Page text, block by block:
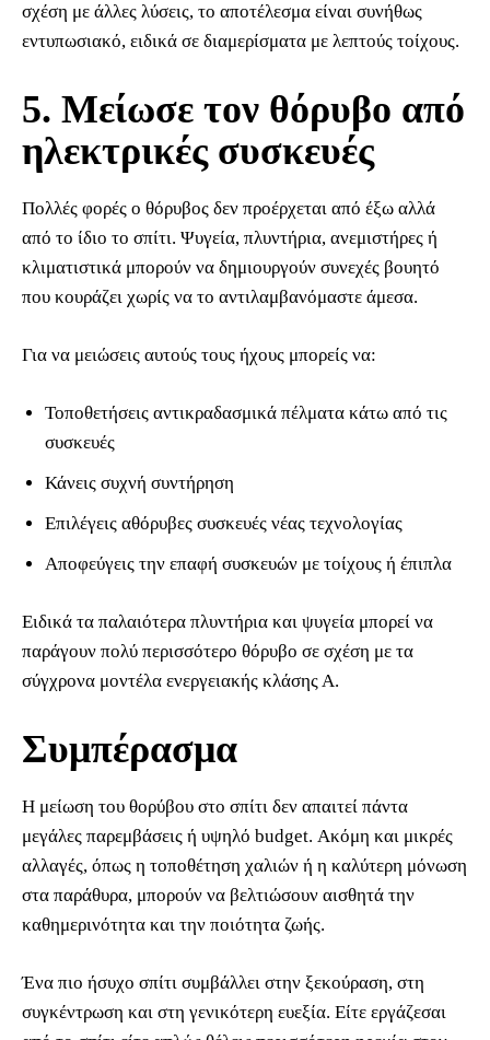
σχέση με άλλες λύσεις, το αποτέλεσμα είναι συνήθως
εντυπωσιακό, ειδικά σε διαμερίσματα με λεπτούς τοίχους.
5. Μείωσε τον θόρυβο από
ηλεκτρικές συσκευές
Πολλές φορές ο θόρυβος δεν προέρχεται από έξω αλλά
από το ίδιο το σπίτι. Ψυγεία, πλυντήρια, ανεμιστήρες ή
κλιματιστικά μπορούν να δημιουργούν συνεχές βουητό
που κουράζει χωρίς να το αντιλαμβανόμαστε άμεσα.
Για να μειώσεις αυτούς τους ήχους μπορείς να:
Τοποθετήσεις αντικραδασμικά πέλματα κάτω από τις
συσκευές
Κάνεις συχνή συντήρηση
Επιλέγεις αθόρυβες συσκευές νέας τεχνολογίας
Αποφεύγεις την επαφή συσκευών με τοίχους ή έπιπλα
Ειδικά τα παλαιότερα πλυντήρια και ψυγεία μπορεί να
παράγουν πολύ περισσότερο θόρυβο σε σχέση με τα
σύγχρονα μοντέλα ενεργειακής κλάσης Α.
Συμπέρασμα
Η μείωση του θορύβου στο σπίτι δεν απαιτεί πάντα
μεγάλες παρεμβάσεις ή υψηλό budget. Ακόμη και μικρές
αλλαγές, όπως η τοποθέτηση χαλιών ή η καλύτερη μόνωση
στα παράθυρα, μπορούν να βελτιώσουν αισθητά την
καθημερινότητα και την ποιότητα ζωής.
Ένα πιο ήσυχο σπίτι συμβάλλει στην ξεκούραση, στη
συγκέντρωση και στη γενικότερη ευεξία. Είτε εργάζεσαι